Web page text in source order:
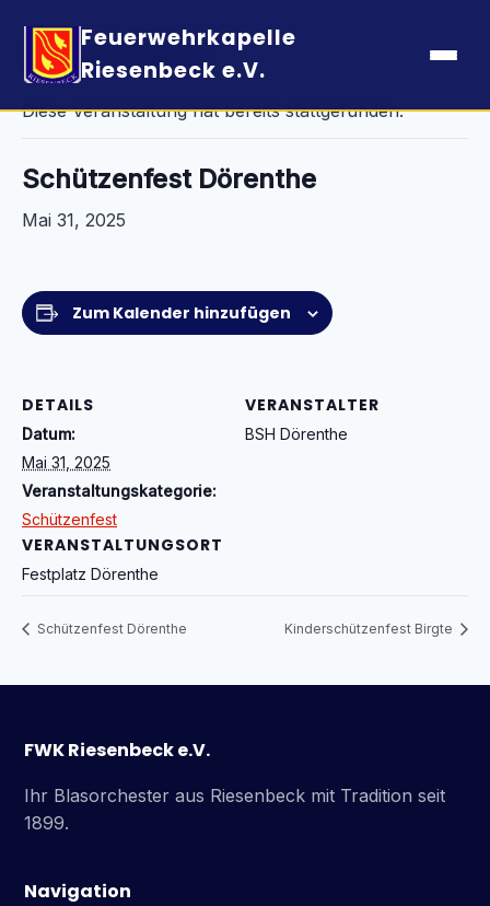
Feuerwehrkapelle
Riesenbeck e.V.
« Alle Veranstaltungen
Diese Veranstaltung hat bereits stattgefunden.
Schützenfest Dörenthe
Mai 31, 2025
Zum Kalender hinzufügen
DETAILS
Datum:
Mai 31, 2025
Veranstaltungskategorie:
Schützenfest
VERANSTALTUNGSORT
Festplatz Dörenthe
VERANSTALTER
BSH Dörenthe
Schützenfest Dörenthe Kinderschützenfest Birgte
FWK Riesenbeck e.V.
Ihr Blasorchester aus Riesenbeck mit Tradition seit
1899.
Navigation